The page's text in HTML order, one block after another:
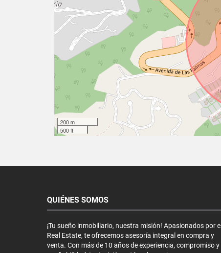
200 m
500 ft
QUIÉNES SOMOS
¡Tu sueño inmobiliario, nuestra misión! Apasionados por el
Real Estate, te ofrecemos asesoría integral en compra y
venta. Con más de 10 años de experiencia, compromiso y